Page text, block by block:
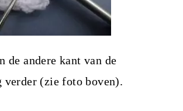
de andere kant van de
verder (zie foto boven).